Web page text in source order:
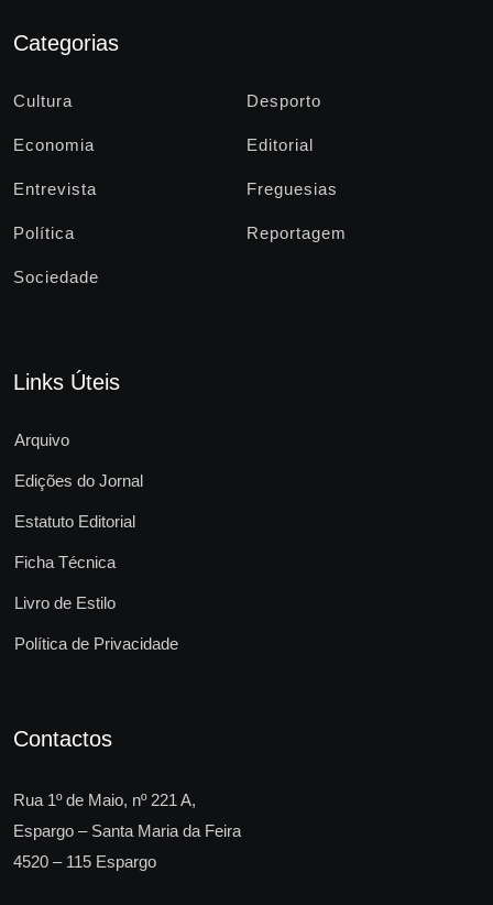
Categorias
Cultura Desporto
Economia Editorial
Entrevista Freguesias
Política Reportagem
Sociedade
Links Úteis
Arquivo
Edições do Jornal
Estatuto Editorial
Ficha Técnica
Livro de Estilo
Política de Privacidade
Contactos
Rua 1º de Maio, nº 221 A,
Espargo – Santa Maria da Feira
4520 – 115 Espargo